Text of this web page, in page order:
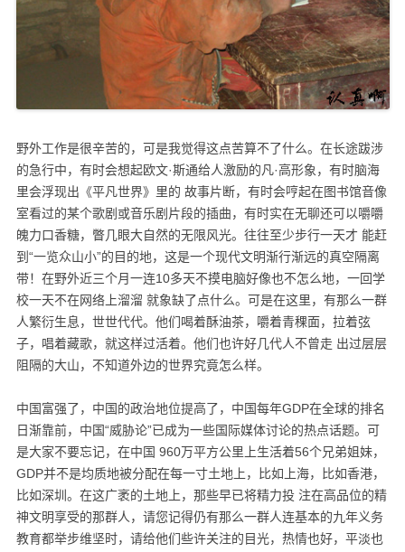
野外工作是很辛苦的，可是我觉得这点苦算不了什么。在长途跋涉
的急行中，有时会想起欧文·斯通给人激励的凡·高形象，有时脑海
里会浮现出《平凡世界》里的 故事片断，有时会哼起在图书馆音像
室看过的某个歌剧或音乐剧片段的插曲，有时实在无聊还可以嚼嚼
魄力口香糖，瞥几眼大自然的无限风光。往往至少步行一天才 能赶
到“一览众山小”的目的地，这是一个现代文明渐行渐远的真空隔离
带！在野外近三个月一连10多天不摸电脑好像也不怎么地，一回学
校一天不在网络上溜溜 就象缺了点什么。可是在这里，有那么一群
人繁衍生息，世世代代。他们喝着酥油茶，嚼着青稞面，拉着弦
子，唱着藏歌，就这样过活着。他们也许好几代人不曾走 出过层层
阻隔的大山，不知道外边的世界究竟怎么样。
中国富强了，中国的政治地位提高了，中国每年GDP在全球的排名
日渐靠前，中国“威胁论”已成为一些国际媒体讨论的热点话题。可
是大家不要忘记，在中国 960万平方公里上生活着56个兄弟姐妹，
GDP并不是均质地被分配在每一寸土地上，比如上海，比如香港，
比如深圳。在这广袤的土地上，那些早已将精力投 注在高品位的精
神文明享受的那群人，请您记得仍有那么一群人连基本的九年义务
教育都举步维坚时，请给他们些许关注的目光，热情也好，平淡也